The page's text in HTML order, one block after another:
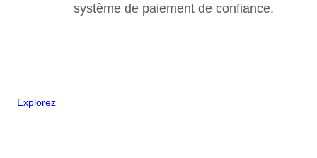
système de paiement de confiance.
Explorez